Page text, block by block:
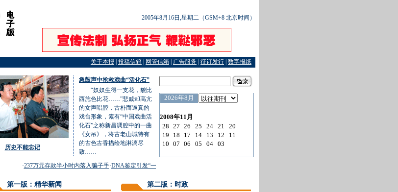
2005年8月16日,星期二（GSM+8 北京时间）
关于本报 投稿信箱 网管信箱 广告服务 征订发行 数字报纸
历史不能忘记
急鼓声中抢救戏曲“活化石”
“奴奴生得一支花，貌比
西施色比花……”悲戚却高亢
的女声唱腔，古朴而逼真的
戏台形象，素有“中国戏曲活
化石”之称新昌调腔中的一曲
《女吊》，将古老山城特有
的古色古香描绘地淋漓尽
致……
237万元存款半小时内落入骗子手·DNA鉴定引发“一命两尸”案
第一版：精华新闻 第二版：时政